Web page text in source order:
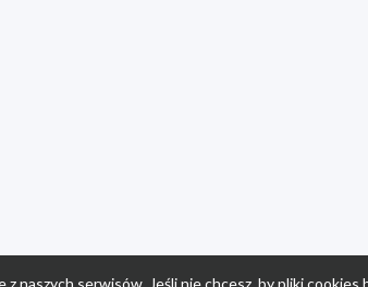
naszych serwisów. Jeśli nie chcesz, by pliki